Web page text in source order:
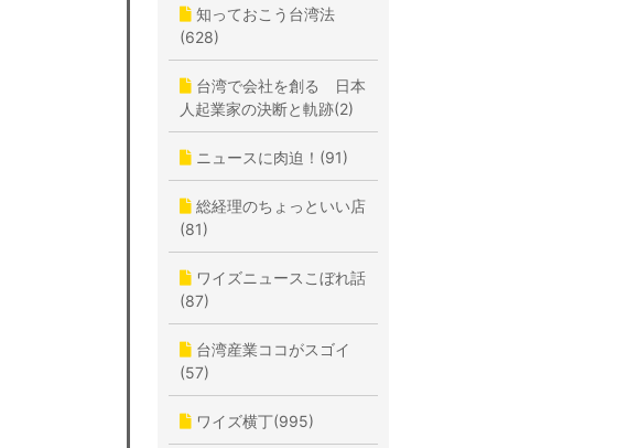
知っておこう台湾法
(628)
台湾で会社を創る 日本
人起業家の決断と軌跡(2)
ニュースに肉迫！(91)
総経理のちょっといい店
(81)
ワイズニュースこぼれ話
(87)
台湾産業ココがスゴイ
(57)
ワイズ横丁(995)